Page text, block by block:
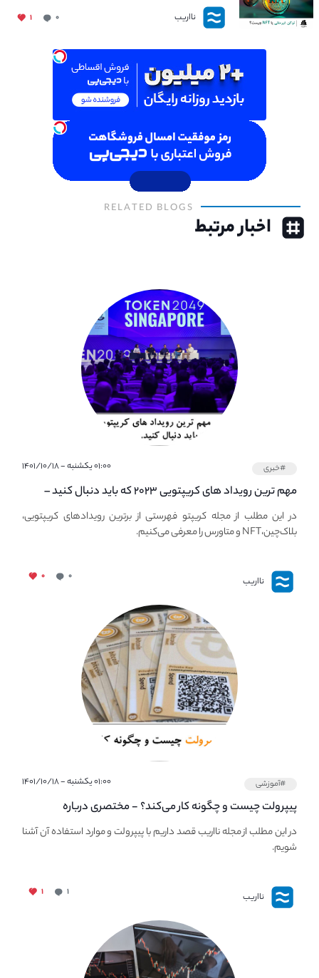
نااریب ۰ ۱
RELATED BLOGS
اخبار مرتبط
#خبری ۰۱:۰۰ یکشنبه - ۱۴۰۱/۱۰/۱۸
مهم ترین رویداد های کریپتویی ۲۰۲۳ که باید دنبال کنید –
معرفی بهترین رویداد های جهانی
در این مطلب از مجله کریپتو فهرستی از برترین رویدادهای کریپتویی،
بلاک‌چین،NFT و متاورس را معرفی می‌کنیم.
نااریب ۰ ۰
#آموزشی ۰۱:۰۰ یکشنبه - ۱۴۰۱/۱۰/۱۸
پیپر‌ولت چیست و چگونه کار می‌کند؟ - مختصری درباره
PaperWallet
در این مطلب از مجله نااریب قصد داریم با پیپر‌ولت و موارد استفاده آن آشنا
شویم.
نااریب ۱ ۱